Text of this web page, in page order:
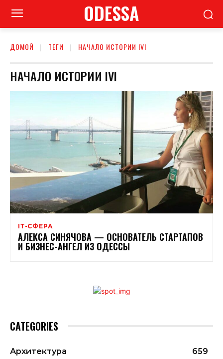
ODESSA
ДОМОЙ ТЕГИ НАЧАЛО ИСТОРИИ ІVІ
НАЧАЛО ИСТОРИИ ІVІ
ІТ-СФЕРА
АЛЕКСА СИНЯЧОВА — ОСНОВАТЕЛЬ СТАРТАПОВ
И БИЗНЕС-АНГЕЛ ИЗ ОДЕССЫ
CATEGORIES
Архитектура
659